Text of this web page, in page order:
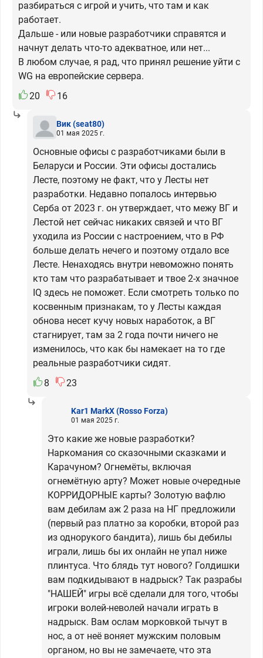
разбираться с игрой и учить, что там и как
работает.
Дальше - или новые разработчики справятся и
начнут делать что-то адекватное, или нет...
В любом случае, я рад, что принял решение уйти с
WG на европейские сервера.
20
16
Вик(seat80)
01 мая 2025 г.
Основные офисы с разработчиками были в
Беларуси и России. Эти офисы достались
Лесте, поэтому не факт, что у Лесты нет
разработки. Недавно попалось интервью
Серба от 2023 г. он утверждает, что межу ВГ и
Лестой нет сейчас никаких связей и что ВГ
уходила из России с настроением, что в РФ
больше делать нечего и поэтому отдало все
Лесте. Ненаходясь внутри невоможно понять
кто там что разрабатывает и твое 2-х значное
IQ здесь не поможет. Если смотреть только по
косвенным признакам, то у Лесты каждая
обнова несет кучу новых наработок, а ВГ
стагнирует, там за 2 года почти ничего не
изменилось, что как бы намекает на то где
реальные разработчики сидят.
8
23
Kar1 MarkX(Rosso Forza)
01 мая 2025 г.
Это какие же новые разработки?
Наркомания со сказочными сказками и
Карачуном? Огнемёты, включая
огнемётную арту? Может новые очередные
КОРРИДОРНЫЕ карты? Золотую вафлю
вам дебилам аж 2 раза на НГ предложили
(первый раз платно за коробки, второй раз
из однорукого бандита), лишь бы дебилы
играли, лишь бы их онлайн не упал ниже
плинтуса. Что блядь тут нового? Голдишки
вам подкидывают в надрыск? Так разрабы
"НАШЕЙ" игры всё сделали для того, чтобы
игроки волей-неволей начали играть в
надрыск. Вам ослам морковкой тычут в
нос, а от неё воняет мужским половым
органом, но вы не замечаете, что эта